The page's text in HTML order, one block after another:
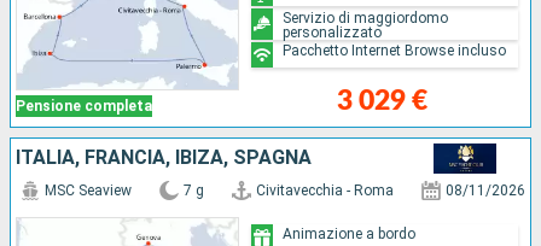
Pensione completa 3 029 €
Servizio di maggiordomo
personalizzato
Pacchetto Internet Browse incluso
ITALIA, FRANCIA, IBIZA, SPAGNA
MSC Seaview 7 g Civitavecchia - Roma 08/11/2026
Animazione a bordo